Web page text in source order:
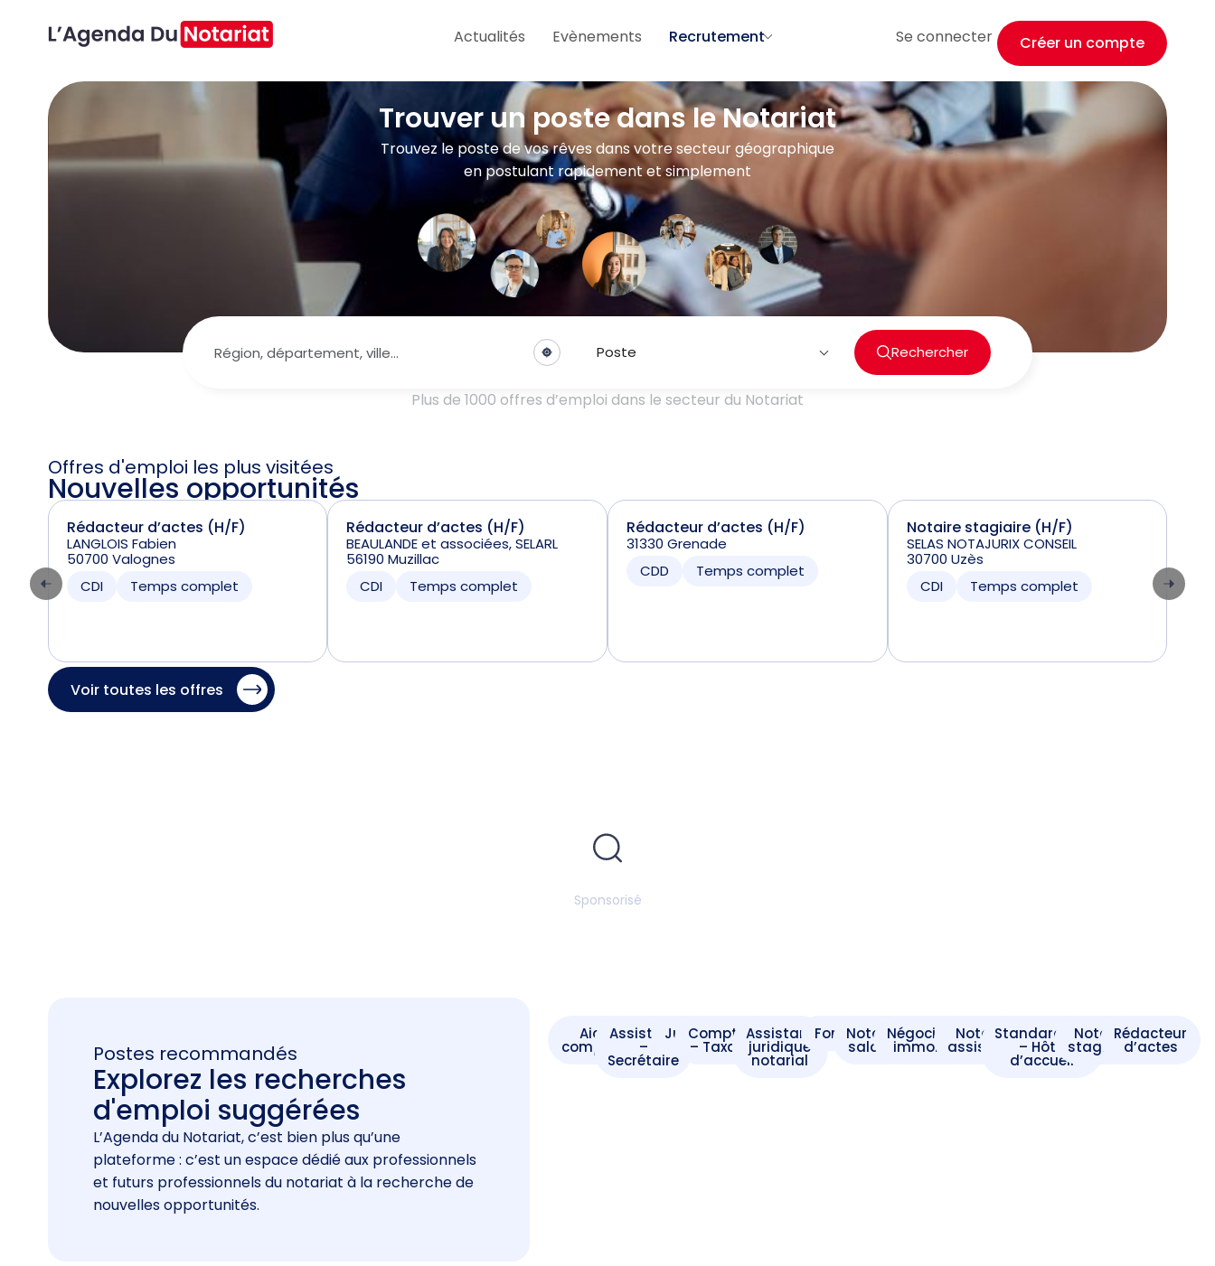
Actualités Evènements Recrutement Se connecter Créer un compte
Trouver un poste dans le Notariat
Trouvez le poste de vos rêves dans votre secteur géographique
en postulant rapidement et simplement
Poste Rechercher
Plus de 1000 offres d’emploi dans le secteur du Notariat
Offres d'emploi les plus visitées
Nouvelles opportunités
Rédacteur d’actes (H/F)
LANGLOIS Fabien
50700 Valognes
CDI
Temps complet
Rédacteur d’actes (H/F)
BEAULANDE et associées, SELARL
56190 Muzillac
CDI
Temps complet
Rédacteur d’actes (H/F)
31330 Grenade
CDD
Temps complet
Notaire stagiaire (H/F)
SELAS NOTAJURIX CONSEIL
30700 Uzès
CDI
Temps complet
Voir toutes les offres
Sponsorisé
Postes recommandés
Explorez les recherches
d'emploi suggérées
L’Agenda du Notariat, c’est bien plus qu’une
plateforme : c’est un espace dédié aux professionnels
et futurs professionnels du notariat à la recherche de
nouvelles opportunités.
Aide -
comptable
Assistant
–
Secrétaire
JuristeComptable
– Taxateur
Assistant
juridique
notarial
Formaliste
Notaire
salarié
Négociateur
immobilier
Notaire
assistant
Standardiste
– Hôte
d’accueil
Notaire
stagiaire
Rédacteur
d’actes